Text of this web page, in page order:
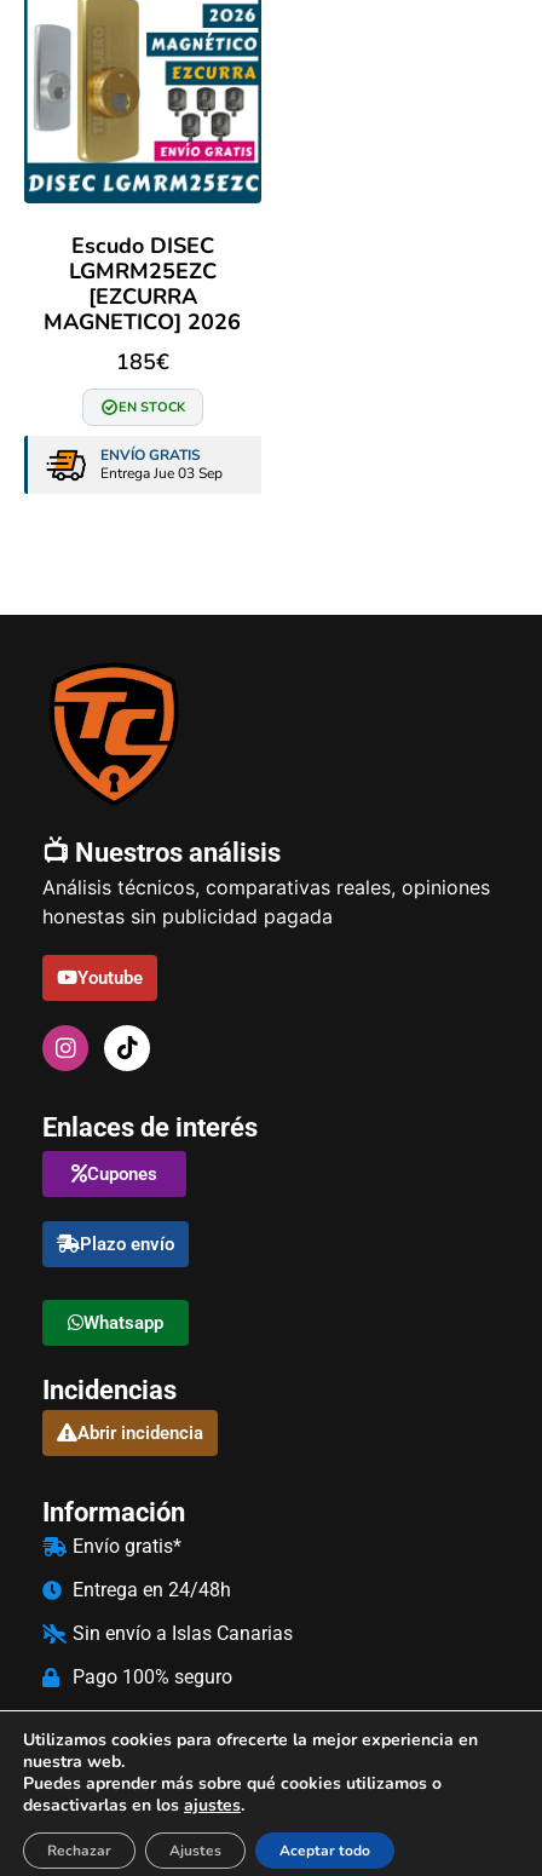
Escudo DISEC
LGMRM25EZC
[EZCURRA
MAGNETICO] 2026
185€
EN STOCK
ENVÍO GRATIS
Entrega Jue 03 Sep
📺 Nuestros análisis
Análisis técnicos, comparativas reales, opiniones
honestas sin publicidad pagada
Youtube
Enlaces de interés
Cupones
Plazo envío
Whatsapp
Incidencias
Abrir incidencia
Información
Envío gratis*
Entrega en 24/48h
Sin envío a Islas Canarias
Pago 100% seguro
Factura española
TARJETA Bizum
Utilizamos cookies para ofrecerte la mejor experiencia en
nuestra web.
Puedes aprender más sobre qué cookies utilizamos o
desactivarlas en los ajustes.
Aceptar todo
Rechazar Ajustes